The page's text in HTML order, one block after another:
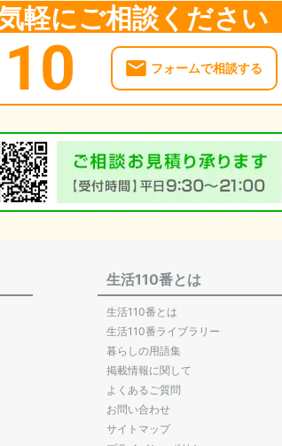
軽にご相談ください
フォームで相談する
生活110番とは
生活110番とは
生活110番ライブラリー
暮らしの用語集
掲載情報に関して
よくあるご質問
お問い合わせ
サイトマップ